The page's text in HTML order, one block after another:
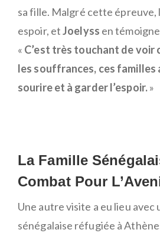
sa fille. Malgré cette épreuve,
espoir, etJoelyss en
« C’est très touchant de voir
les souffrances, ces familles
sourire et à garder l’espoir.»
La Famille
Combat Pour
Une autre visite a eu lieu avec
sénégalaise réfugiée à